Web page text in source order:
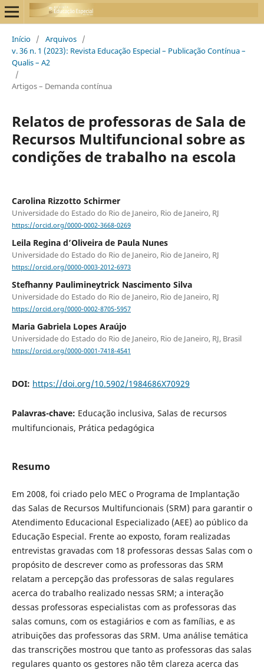
Início / Arquivos /
v. 36 n. 1 (2023): Revista Educação Especial – Publicação Contínua –
Qualis – A2
/
Artigos – Demanda contínua
Relatos de professoras de Sala de
Recursos Multifuncional sobre as
condições de trabalho na escola
Carolina Rizzotto Schirmer
Universidade do Estado do Rio de Janeiro, Rio de Janeiro, RJ
https://orcid.org/0000-0002-3668-0269
Leila Regina d’Oliveira de Paula Nunes
Universidade do Estado do Rio de Janeiro, Rio de Janeiro, RJ
https://orcid.org/0000-0003-2012-6973
Stefhanny Paulimineytrick Nascimento Silva
Universidade do Estado do Rio de Janeiro, Rio de Janeiro, RJ
https://orcid.org/0000-0002-8705-5957
Maria Gabriela Lopes Araújo
Universidade do Estado do Rio de Janeiro, Rio de Janeiro, RJ, Brasil
https://orcid.org/0000-0001-7418-4541
DOI: https://doi.org/10.5902/1984686X70929
Palavras-chave: Educação inclusiva, Salas de recursos
multifuncionais, Prática pedagógica
Resumo
Em 2008, foi criado pelo MEC o Programa de Implantação
das Salas de Recursos Multifuncionais (SRM) para garantir o
Atendimento Educacional Especializado (AEE) ao público da
Educação Especial. Frente ao exposto, foram realizadas
entrevistas gravadas com 18 professoras dessas Salas com o
propósito de descrever como as professoras das SRM
relatam a percepção das professoras de salas regulares
acerca do trabalho realizado nessas SRM; a interação
dessas professoras especialistas com as professoras das
salas comuns, com os estagiários e com as famílias, e as
atribuições das professoras das SRM. Uma análise temática
das transcrições mostrou que tanto as professoras das salas
regulares quanto os gestores não têm clareza acerca das